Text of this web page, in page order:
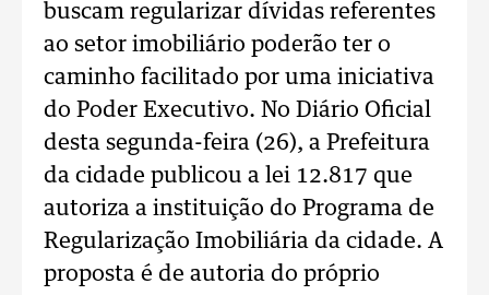
buscam regularizar dívidas referentes
ao setor imobiliário poderão ter o
caminho facilitado por uma iniciativa
do Poder Executivo. No Diário Oficial
desta segunda-feira (26), a Prefeitura
da cidade publicou a lei 12.817 que
autoriza a instituição do Programa de
Regularização Imobiliária da cidade. A
proposta é de autoria do próprio